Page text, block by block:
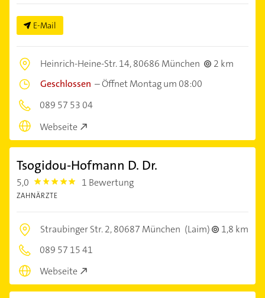
E-Mail
Heinrich-Heine-Str. 14,80686 München
2 km
Geschlossen –Öffnet Montag um 08:00
089 57 53 04
Webseite
Tsogidou-Hofmann D. Dr.
5,0 5.0 1 Bewertung
ZAHNÄRZTE
Straubinger Str. 2,80687 München (Laim)
1,8 km
089 57 15 41
Webseite